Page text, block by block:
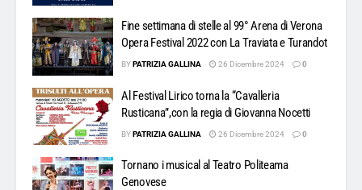
Fine settimana di stelle al 99° Arena di Verona
Opera Festival 2022 con La Traviata e Turandot
BYPATRIZIA GALLINA 26 Dicembre 2024 0
Al Festival Lirico torna la “Cavalleria
Rusticana”,con la regia di Giovanna Nocetti
BYPATRIZIA GALLINA 26 Dicembre 2024 0
Tornano i musical al Teatro Politeama
Genovese